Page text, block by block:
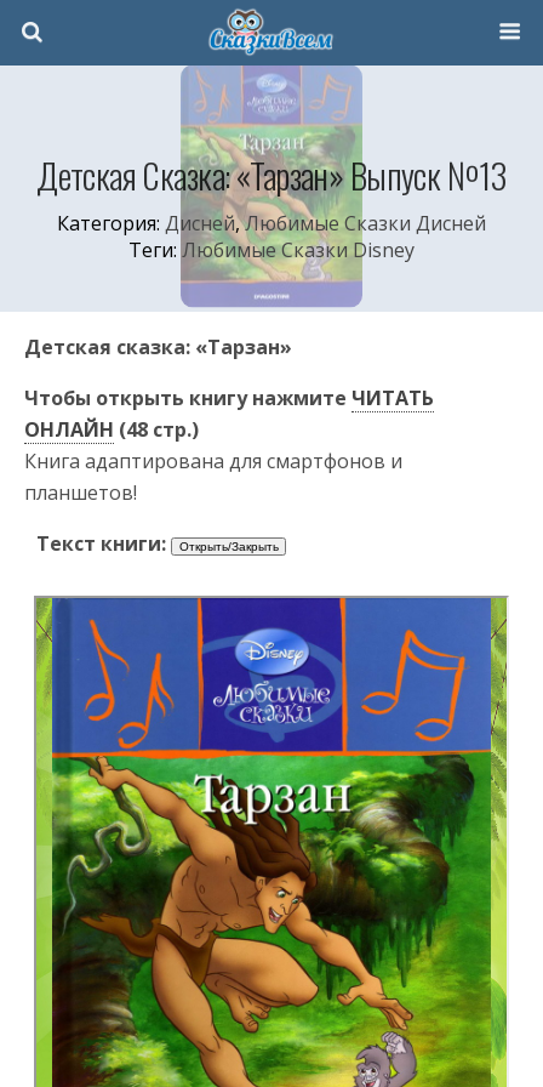
Детская Сказка: «Тарзан» Выпуск №13
Категория: Дисней,Любимые Сказки Дисней
Теги: Любимые Сказки Disney
Детская сказка: «Тарзан»
Чтобы открыть книгу нажмите ЧИТАТЬ
ОНЛАЙН (48 стр.)
Книга адаптирована для смартфонов и
планшетов!
Текст книги: